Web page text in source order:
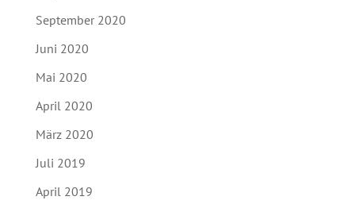
September 2020
Juni 2020
Mai 2020
April 2020
März 2020
Juli 2019
April 2019